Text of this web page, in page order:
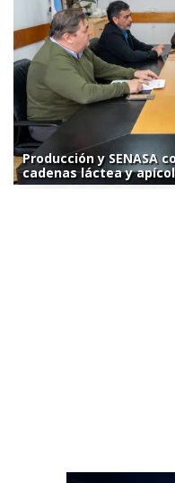
Producción y SENASA
cadenas láctea y